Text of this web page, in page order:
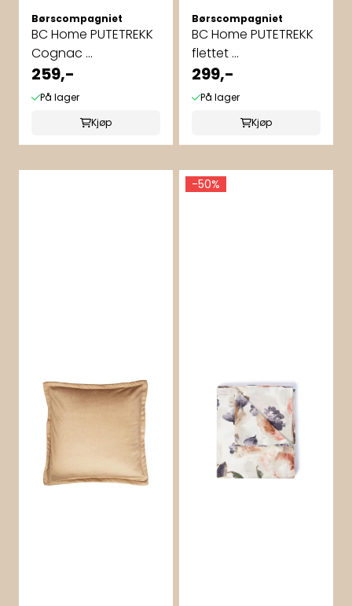
Børscompagniet
BC Home PUTETREKK
Cognac ...
259,-
På lager
Kjøp
Børscompagniet
BC Home PUTETREKK
flettet ...
299,-
På lager
Kjøp
-50%